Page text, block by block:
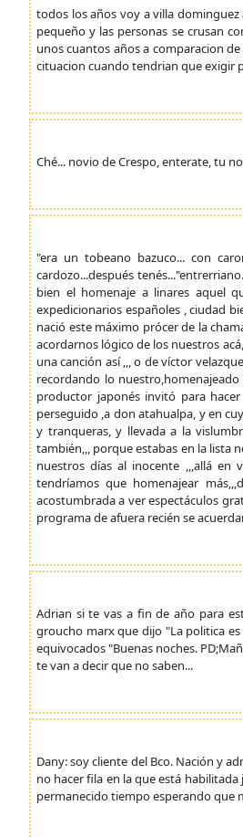
todos los años voy a villa
pequeño y las personas se crusan
unos cuantos años a comparacion
cituacion cuando tendrian que exigir
Ché... novio de Crespo, enterate, tu
"era un tobeano bazuco... con
cardozo...después
bien el homenaje a linares aquel
expedicionarios españoles , ciudad
nació este máximo prócer de la
acordarnos lógico de los nuestros
una canción así ,,, o de víctor
recordando lo
productor japonés invitó para
perseguido ,a don atahualpa, y en
y tranqueras, y llevada a la
también,,, porque estabas en la lista
nuestros días al inocente ,,,allá en
tendríamos que homenajear
acostumbrada a ver espectáculos
programa de afuera recién se
Adrian si te vas a fin de año para
groucho marx que dijo "La politica
equivocados "Buenas noches.
te van a decir que no saben...
Dany: soy cliente del Bco. Nación y
no hacer fila en la que está
permanecido tiempo esperando que